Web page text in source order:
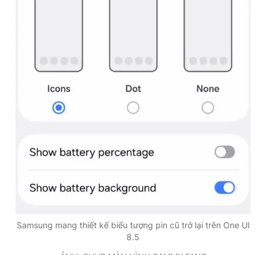
Samsung mang thiết kế biểu tượng pin cũ trở lại trên One UI
8.5